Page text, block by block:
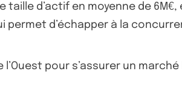
taille d’actif en moyenne de
permet d’échapper à la
pour s’assurer un